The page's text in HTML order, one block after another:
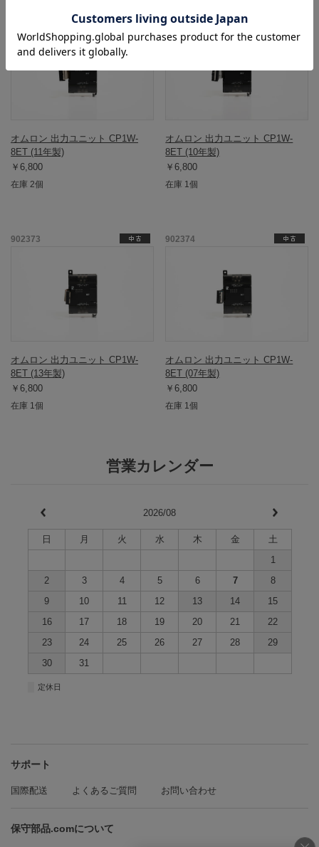
オムロン 出力ユニット CP1W-
8ET (11年製)
￥6,800
在庫 2個
902372
オムロン 出力ユニット CP1W-
8ET (10年製)
￥6,800
在庫 1個
902373
オムロン 出力ユニット CP1W-
8ET (13年製)
￥6,800
在庫 1個
902374
オムロン 出力ユニット CP1W-
8ET (07年製)
￥6,800
在庫 1個
営業カレンダー
2026/08
日 月 火 水 木 金
土
1
2
3 4 5 6 7
8
9
10 11 12 13 14
15
16
17 18 19 20 21
22
23
24 25 26 27 28
29
30
31
定休日
サポート
国際配送 よくあるご質問 お問い合わせ
保守部品.comについて